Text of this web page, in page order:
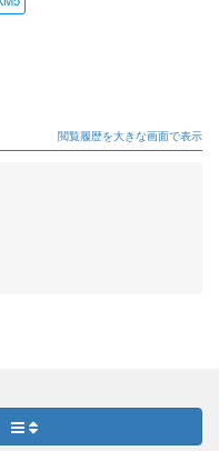
閲覧履歴を大きな画面で表示